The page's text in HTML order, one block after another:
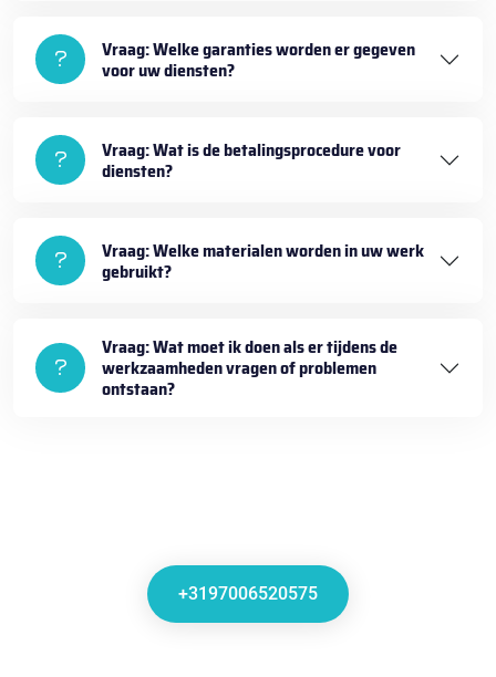
Vraag: Welke garanties worden er gegeven
voor uw diensten?
Vraag: Wat is de betalingsprocedure voor
diensten?
Vraag: Welke materialen worden in uw werk
gebruikt?
Vraag: Wat moet ik doen als er tijdens de
werkzaamheden vragen of problemen
ontstaan?
+3197006520575